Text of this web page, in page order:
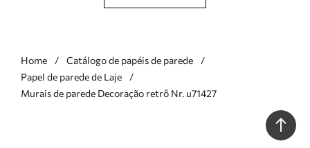
Home
Catálogo de papéis de parede
Papel de parede de Laje
Murais de parede Decoração retrô Nr. u71427